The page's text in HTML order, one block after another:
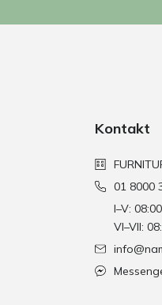
Kontakt
01 8000
I–V:
VI–VII: